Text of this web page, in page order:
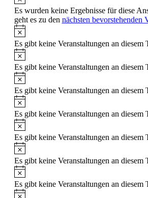
Es wurden keine Ergebnisse für diese
geht es zu den nächsten bevorstehenden
Hinweis
Es gibt keine Veranstaltungen an diesem
Hinweis
Es gibt keine Veranstaltungen an diesem
Hinweis
Es gibt keine Veranstaltungen an diesem
Hinweis
Es gibt keine Veranstaltungen an diesem
Hinweis
Es gibt keine Veranstaltungen an diesem
Hinweis
Es gibt keine Veranstaltungen an diesem
Hinweis
Es gibt keine Veranstaltungen an diesem
Hinweis